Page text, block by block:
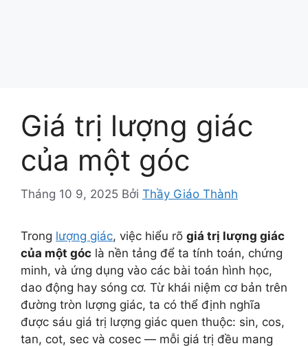
Giá trị lượng giác
của một góc
Tháng 10 9, 2025 Bởi Thầy Giáo Thành
Trong lượng giác, việc hiểu rõ giá trị lượng giác
của một góc là nền tảng để ta tính toán, chứng
minh, và ứng dụng vào các bài toán hình học,
dao động hay sóng cơ. Từ khái niệm cơ bản trên
đường tròn lượng giác, ta có thể định nghĩa
được sáu giá trị lượng giác quen thuộc: sin, cos,
tan, cot, sec và cosec — mỗi giá trị đều mang